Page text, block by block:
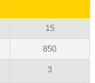
15
850
3